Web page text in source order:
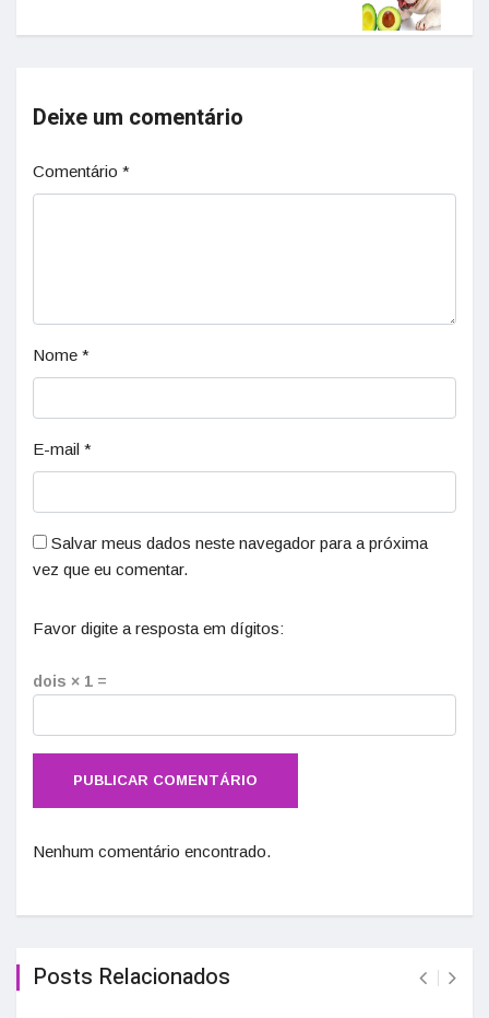
Deixe um comentário
Comentário *
Nome *
E-mail *
Salvar meus dados neste navegador para a próxima
vez que eu comentar.
Favor digite a resposta em dígitos:
dois × 1 =
Nenhum comentário encontrado.
Posts Relacionados